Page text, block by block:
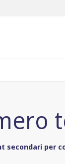
secondari per